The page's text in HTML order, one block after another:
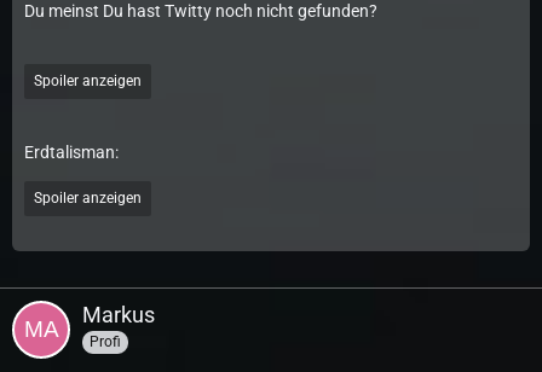
Du meinst Du hast Twitty noch nicht gefunden?
Spoiler anzeigen
Erdtalisman:
Spoiler anzeigen
Markus
Profi